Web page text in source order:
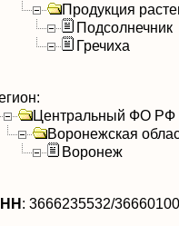
Продукция
Подсолнечник
Гречиха
Центральный ФО РФ
Воронежская
Воронеж
: 3666235532/